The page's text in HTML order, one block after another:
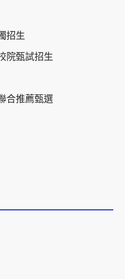
招生
院甄試招生
合推薦甄選